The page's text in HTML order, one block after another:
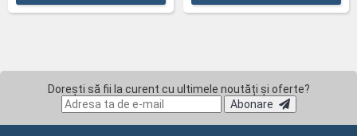
Dorești să fii la curent cu ultimele noutăți și oferte?
Abonare